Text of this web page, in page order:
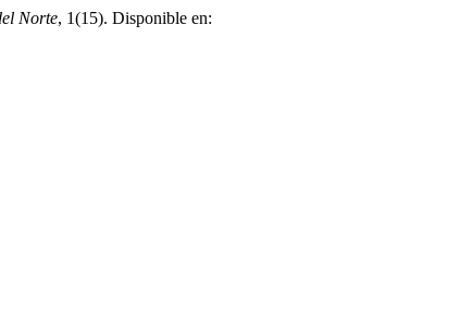
Norte, 1(15). Disponible en: